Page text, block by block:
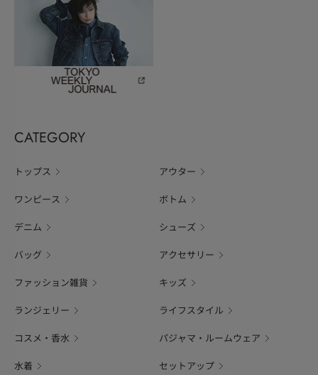
CATEGORY
トップス アウター
ワンピース ボトム
デニム シューズ
バッグ アクセサリー
ファッション雑貨 キッズ
ランジェリー ライフスタイル
コスメ・香水 パジャマ・ルームウェア
水着 セットアップ